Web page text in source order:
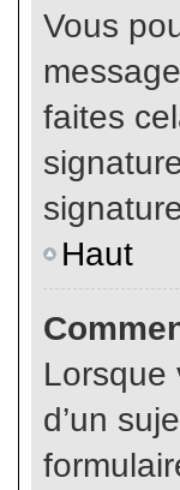
Vous
faites
Haut
Lorsque
d’un